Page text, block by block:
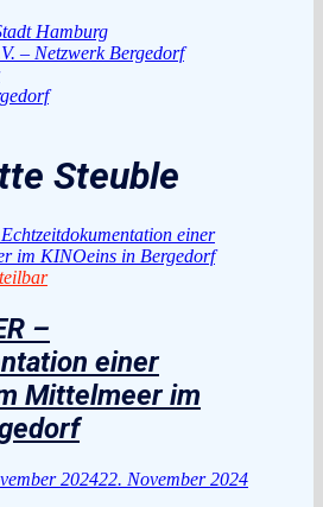
Hamburg
– Netzwerk Bergedorf
Steuble
–
einer
Mittelmeer im
202422. November 2024